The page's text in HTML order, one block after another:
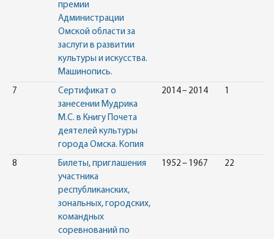
премии
Администрации
Омской области за
заслуги в развитии
культуры и искусства.
Машинопись.
7
Сертификат о
занесении Мудрика
М.С. в Книгу Почета
деятелей культуры
города Омска. Копия
2014 – 2014 1
8
Билеты, приглашения
участника
республиканских,
зональных, городских,
командных
соревнований по
1952 – 1967 22